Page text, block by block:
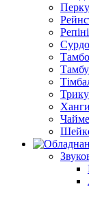
Сурдо
Ханги